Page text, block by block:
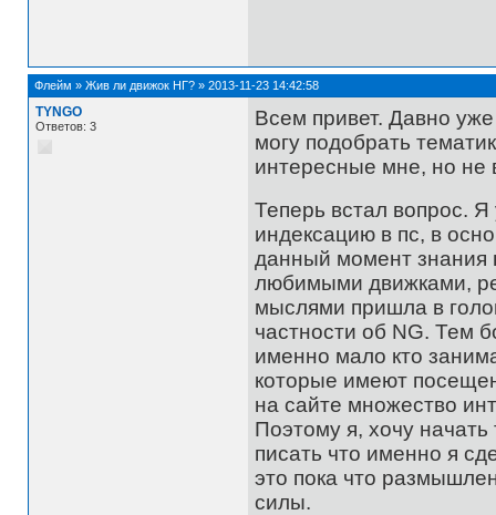
Флейм » Жив ли движок НГ? » 2013-11-23 14:42:58
TYNGO
Ответов: 3
Всем привет. Давно
могу подобрать
интересные мне, но не
Теперь встал вопрос.
индексацию в пс, в
данный момент знания
любимыми движками,
мыслями пришла в
частности об NG. Тем
именно мало кто
которые имеют
на сайте множество
Поэтому я, хочу
писать что именно я
это пока что
силы.